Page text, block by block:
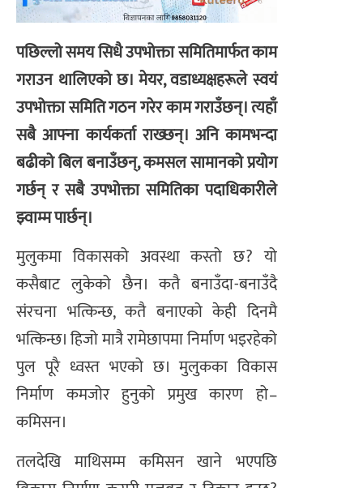
पछिल्लो समय सिधै उपभोक्ता समितिमार्फत काम
गराउन थालिएको छ। मेयर, वडाध्यक्षहरूले स्वयं
उपभोक्ता समिति गठन गरेर काम गराउँछन्। त्यहाँ
सबै आफ्ना कार्यकर्ता राख्छन्। अनि कामभन्दा
बढीको बिल बनाउँछन्, कमसल सामानको प्रयोग
गर्छन् र सबै उपभोक्ता समितिका पदाधिकारीले
झ्वाम्म पार्छन्।
मुलुकमा विकासको अवस्था कस्तो छ? यो
कसैबाट लुकेको छैन। कतै बनाउँदा-बनाउँदै
संरचना भत्किन्छ, कतै बनाएको केही दिनमै
भत्किन्छ। हिजो मात्रै रामेछापमा निर्माण भइरहेको
पुल पूरै ध्वस्त भएको छ। मुलुकका विकास
निर्माण कमजोर हुनुको प्रमुख कारण हो–
कमिसन।
तलदेखि माथिसम्म कमिसन खाने भएपछि